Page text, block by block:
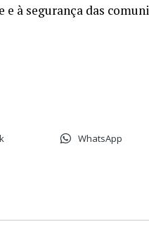
à segurança das
WhatsApp